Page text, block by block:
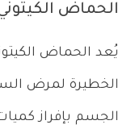
الحماض
يُعد الحماض
الخطيرة لمرض
الجسم بإفراز